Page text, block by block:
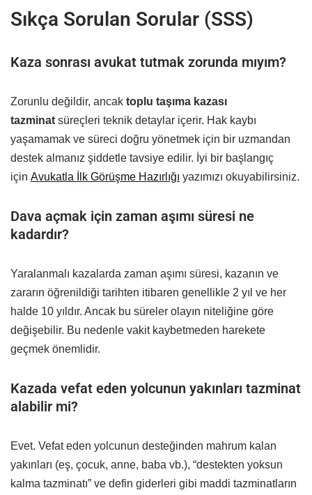
Sıkça Sorulan Sorular (SSS)
Kaza sonrası avukat tutmak zorunda mıyım?
Zorunlu değildir, ancak toplu taşıma kazası
tazminat süreçleri teknik detaylar içerir. Hak kaybı
yaşamamak ve süreci doğru yönetmek için bir uzmandan
destek almanız şiddetle tavsiye edilir. İyi bir başlangıç
için Avukatla İlk Görüşme Hazırlığı yazımızı okuyabilirsiniz.
Dava açmak için zaman aşımı süresi ne
kadardır?
Yaralanmalı kazalarda zaman aşımı süresi, kazanın ve
zararın öğrenildiği tarihten itibaren genellikle 2 yıl ve her
halde 10 yıldır. Ancak bu süreler olayın niteliğine göre
değişebilir. Bu nedenle vakit kaybetmeden harekete
geçmek önemlidir.
Kazada vefat eden yolcunun yakınları tazminat
alabilir mi?
Evet. Vefat eden yolcunun desteğinden mahrum kalan
yakınları (eş, çocuk, anne, baba vb.), “destekten yoksun
kalma tazminatı” ve defin giderleri gibi maddi tazminatların